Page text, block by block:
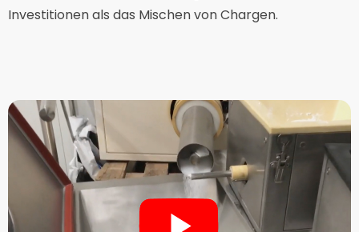
Investitionen als das Mischen von Chargen.